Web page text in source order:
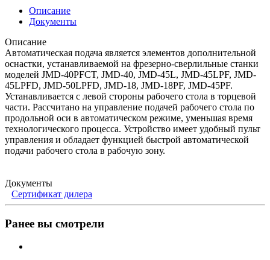
Описание
Документы
Описание
Автоматическая подача является элементов дополнительной
оснастки, устанавливаемой на фрезерно-сверлильные станки
моделей JMD-40PFCT, JMD-40, JMD-45L, JMD-45LPF, JMD-
45LPFD, JMD-50LPFD, JMD-18, JMD-18PF, JMD-45PF.
Устанавливается с левой стороны рабочего стола в торцевой
части. Рассчитано на управление подачей рабочего стола по
продольной оси в автоматическом режиме, уменьшая время
технологического процесса. Устройство имеет удобный пульт
управления и обладает функцией быстрой автоматической
подачи рабочего стола в рабочую зону.
Документы
Сертификат дилера
Ранее вы смотрели